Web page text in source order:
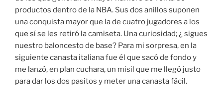
productos dentro de la NBA. Sus dos anillos suponen
una conquista mayor que la de cuatro jugadores a los
que sí se les retiró la camiseta. Una curiosidad; ¿ sigues
nuestro baloncesto de base? Para mi sorpresa, en la
siguiente canasta italiana fue él que sacó de fondo y
me lanzó, en plan cuchara, un misil que me llegó justo
para dar los dos pasitos y meter una canasta fácil.